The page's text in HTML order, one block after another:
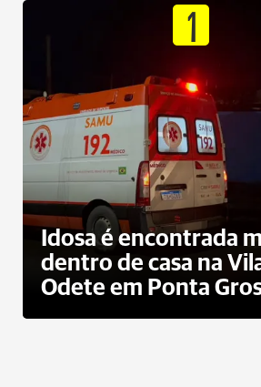
1
Idosa é encontrada
dentro de casa na
Odete em Ponta